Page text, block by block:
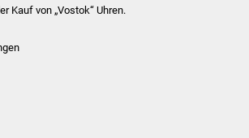
Kauf von „Vostok“ Uhren.